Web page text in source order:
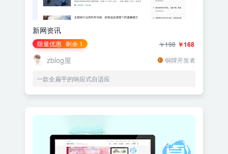
新网资讯
限量优惠 剩余 1 ￥168
￥198
zblog屋 铜牌开发者
一款全扁平的响应式自适应